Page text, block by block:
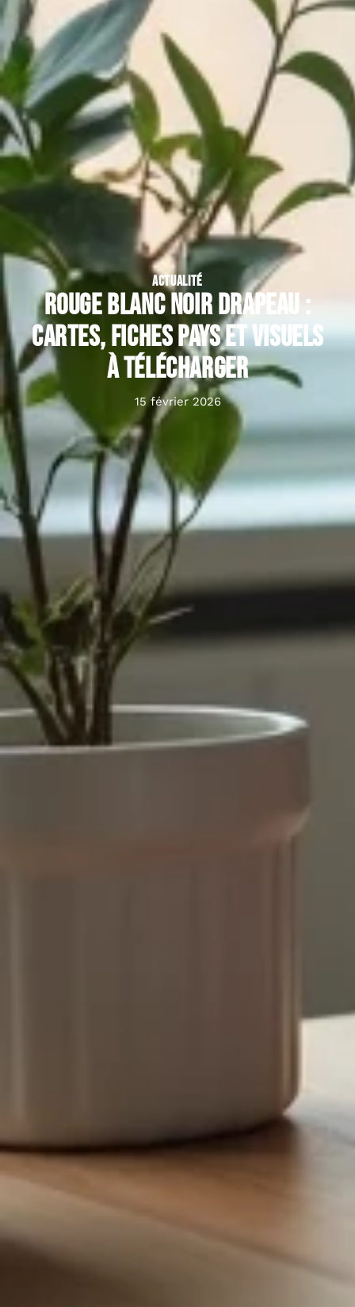
ACTUALITÉ
Rouge blanc noir Drapeau :
cartes, fiches pays et visuels
à télécharger
15 février 2026